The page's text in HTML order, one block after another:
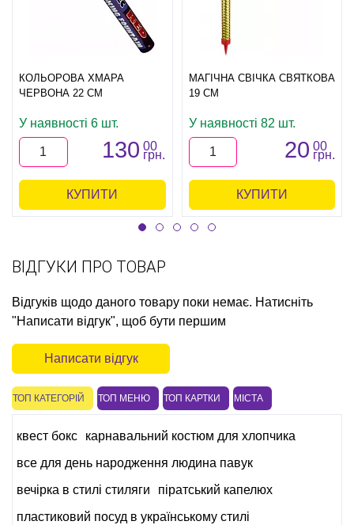
КОЛЬОРОВА ХМАРА
ЧЕРВОНА 22 СМ
У наявності 6 шт.
130 00
грн.
КУПИТИ
МАГІЧНА СВІЧКА СВЯТКОВА
19 СМ
У наявності 82 шт.
20 00
грн.
КУПИТИ
ВІДГУКИ ПРО ТОВАР
Відгуків щодо даного товару поки немає. Натисніть
"Написати відгук", щоб бути першим
Написати відгук
ТОП КАТЕГОРІЙ ТОП МЕНЮ ТОП КАРТКИ МІСТА
квест бокс
карнавальний костюм для хлопчика
все для день народження людина павук
вечірка в стилі стиляги
піратський капелюх
пластиковий посуд в українському стилі